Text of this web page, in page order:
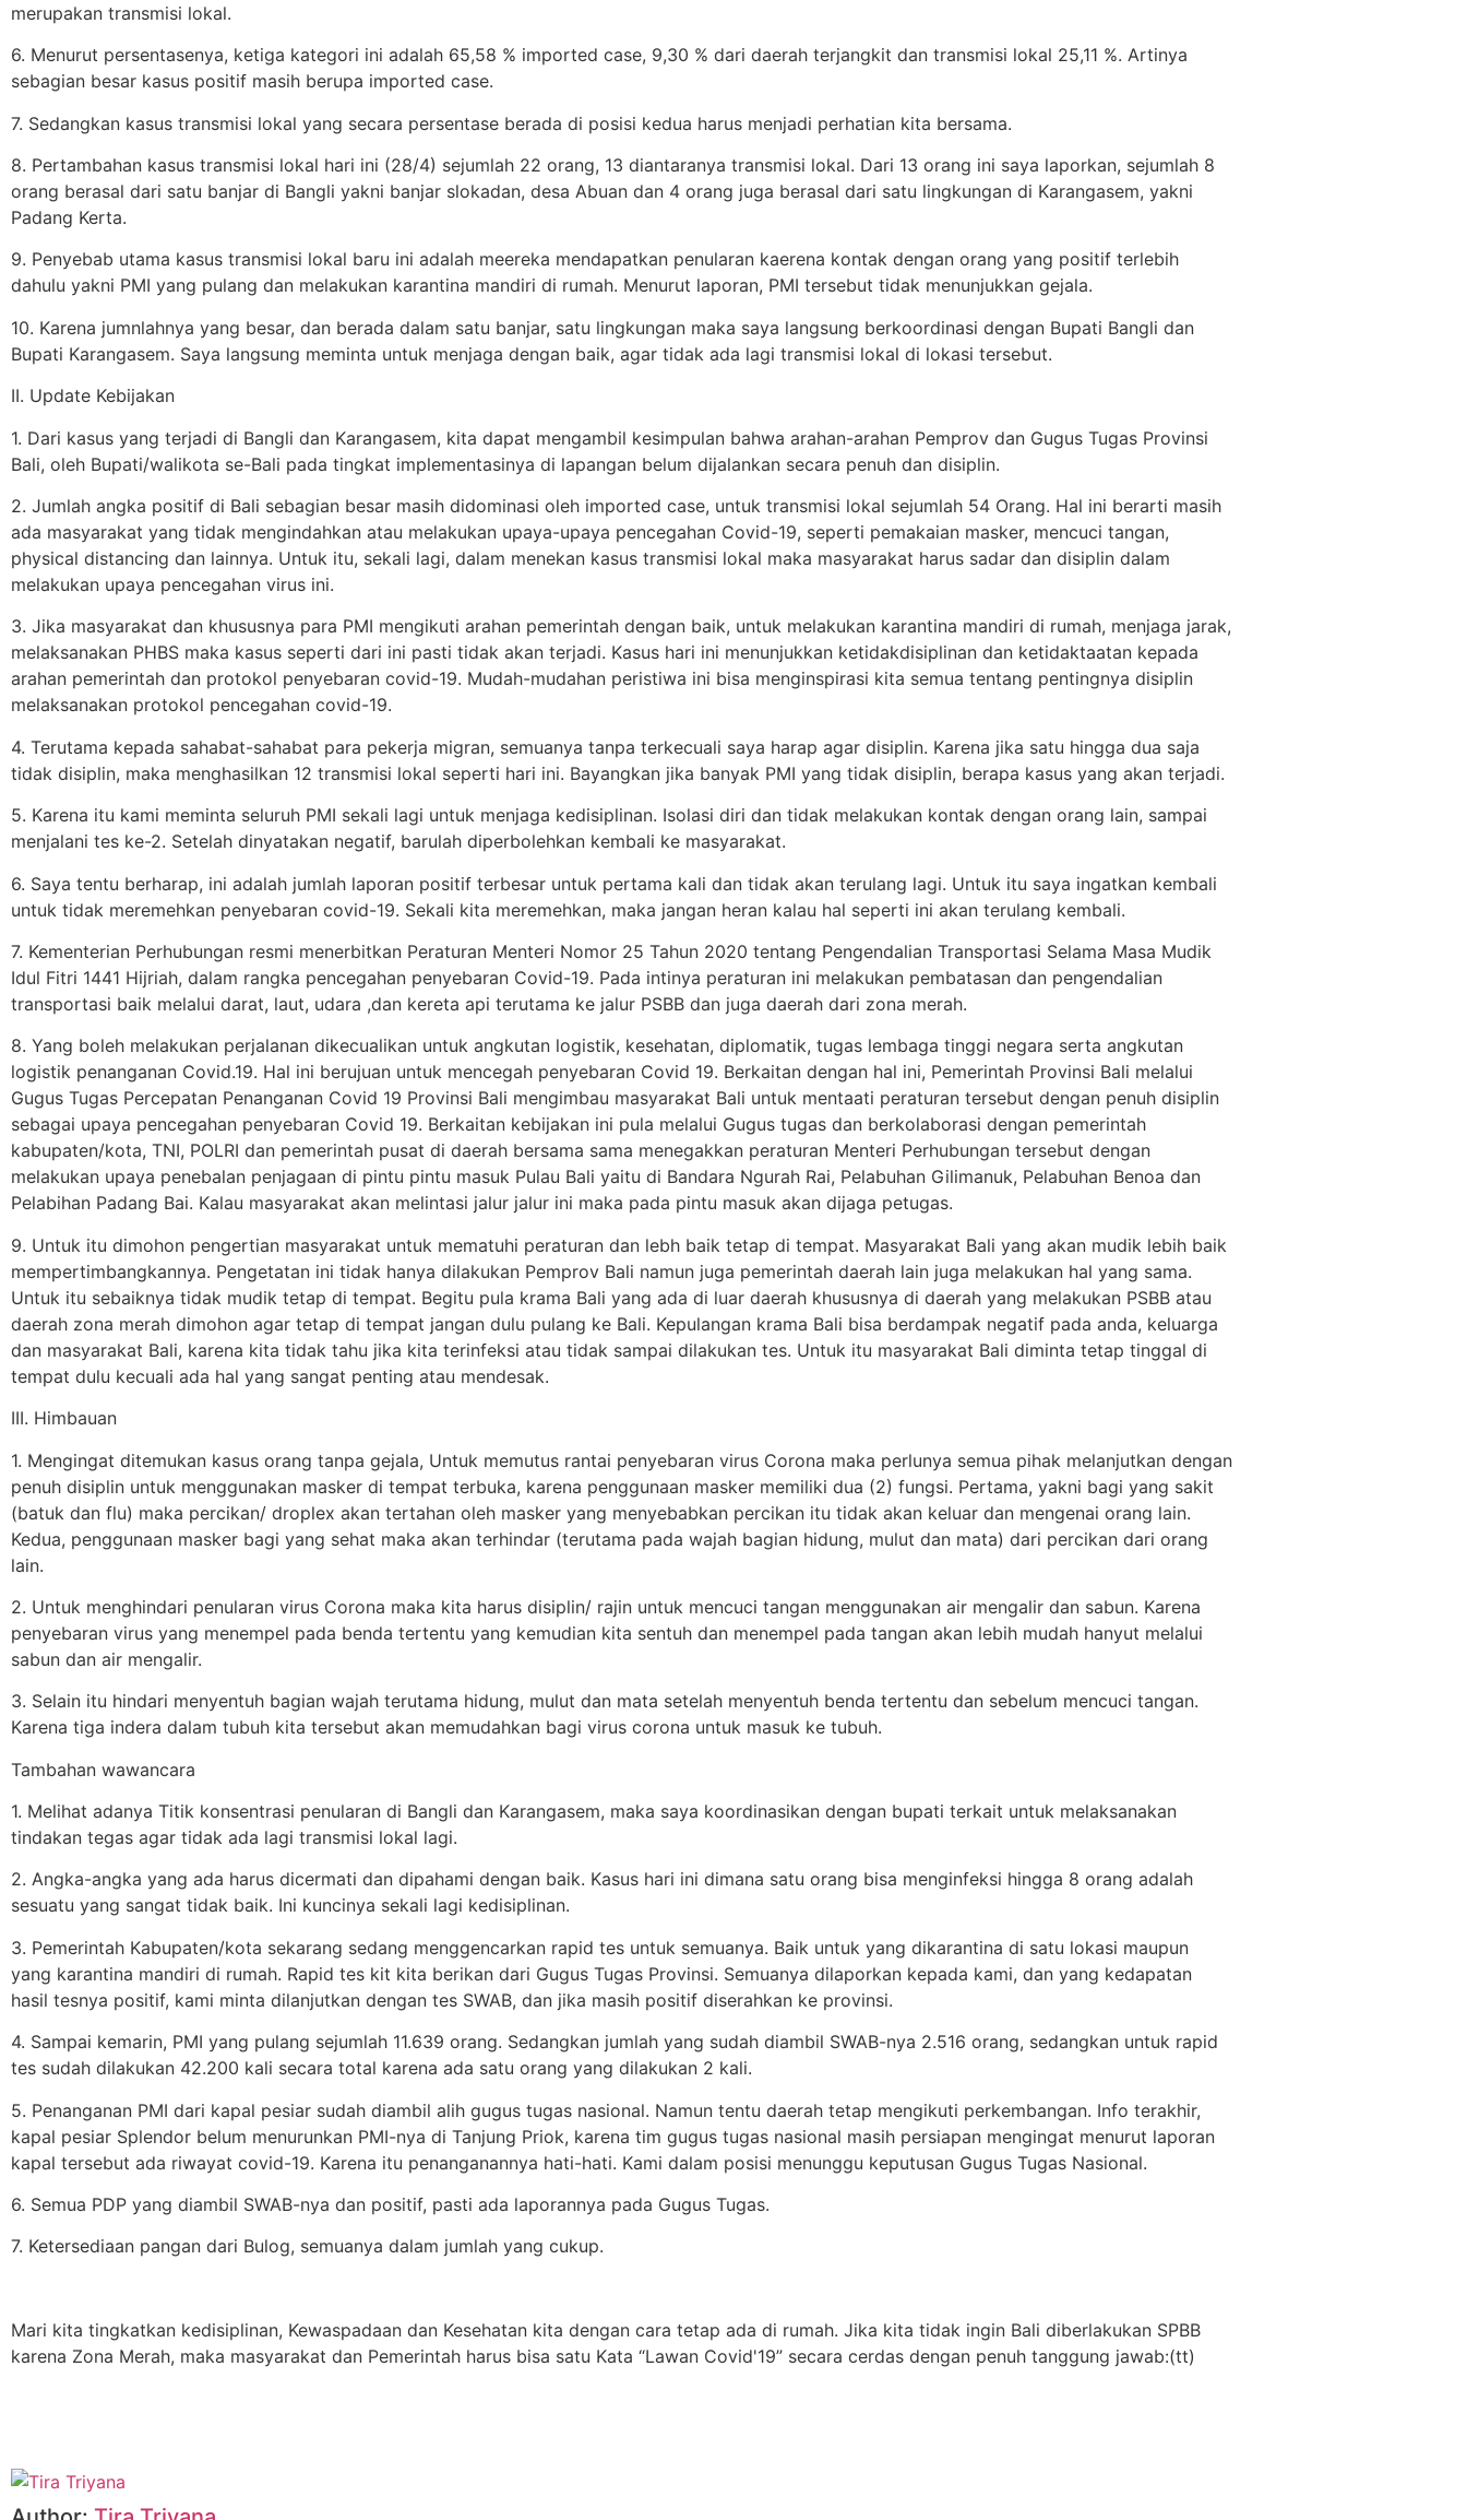
merupakan transmisi lokal.
6. Menurut persentasenya, ketiga kategori ini adalah 65,58 % imported case, 9,30 % dari daerah terjangkit dan transmisi lokal 25,11 %. Artinya
sebagian besar kasus positif masih berupa imported case.
7. Sedangkan kasus transmisi lokal yang secara persentase berada di posisi kedua harus menjadi perhatian kita bersama.
8. Pertambahan kasus transmisi lokal hari ini (28/4) sejumlah 22 orang, 13 diantaranya transmisi lokal. Dari 13 orang ini saya laporkan, sejumlah 8
orang berasal dari satu banjar di Bangli yakni banjar slokadan, desa Abuan dan 4 orang juga berasal dari satu lingkungan di Karangasem, yakni
Padang Kerta.
9. Penyebab utama kasus transmisi lokal baru ini adalah meereka mendapatkan penularan kaerena kontak dengan orang yang positif terlebih
dahulu yakni PMI yang pulang dan melakukan karantina mandiri di rumah. Menurut laporan, PMI tersebut tidak menunjukkan gejala.
10. Karena jumnlahnya yang besar, dan berada dalam satu banjar, satu lingkungan maka saya langsung berkoordinasi dengan Bupati Bangli dan
Bupati Karangasem. Saya langsung meminta untuk menjaga dengan baik, agar tidak ada lagi transmisi lokal di lokasi tersebut.
II. Update Kebijakan
1. Dari kasus yang terjadi di Bangli dan Karangasem, kita dapat mengambil kesimpulan bahwa arahan-arahan Pemprov dan Gugus Tugas Provinsi
Bali, oleh Bupati/walikota se-Bali pada tingkat implementasinya di lapangan belum dijalankan secara penuh dan disiplin.
2. Jumlah angka positif di Bali sebagian besar masih didominasi oleh imported case, untuk transmisi lokal sejumlah 54 Orang. Hal ini berarti masih
ada masyarakat yang tidak mengindahkan atau melakukan upaya-upaya pencegahan Covid-19, seperti pemakaian masker, mencuci tangan,
physical distancing dan lainnya. Untuk itu, sekali lagi, dalam menekan kasus transmisi lokal maka masyarakat harus sadar dan disiplin dalam
melakukan upaya pencegahan virus ini.
3. Jika masyarakat dan khususnya para PMI mengikuti arahan pemerintah dengan baik, untuk melakukan karantina mandiri di rumah, menjaga jarak,
melaksanakan PHBS maka kasus seperti dari ini pasti tidak akan terjadi. Kasus hari ini menunjukkan ketidakdisiplinan dan ketidaktaatan kepada
arahan pemerintah dan protokol penyebaran covid-19. Mudah-mudahan peristiwa ini bisa menginspirasi kita semua tentang pentingnya disiplin
melaksanakan protokol pencegahan covid-19.
4. Terutama kepada sahabat-sahabat para pekerja migran, semuanya tanpa terkecuali saya harap agar disiplin. Karena jika satu hingga dua saja
tidak disiplin, maka menghasilkan 12 transmisi lokal seperti hari ini. Bayangkan jika banyak PMI yang tidak disiplin, berapa kasus yang akan terjadi.
5. Karena itu kami meminta seluruh PMI sekali lagi untuk menjaga kedisiplinan. Isolasi diri dan tidak melakukan kontak dengan orang lain, sampai
menjalani tes ke-2. Setelah dinyatakan negatif, barulah diperbolehkan kembali ke masyarakat.
6. Saya tentu berharap, ini adalah jumlah laporan positif terbesar untuk pertama kali dan tidak akan terulang lagi. Untuk itu saya ingatkan kembali
untuk tidak meremehkan penyebaran covid-19. Sekali kita meremehkan, maka jangan heran kalau hal seperti ini akan terulang kembali.
7. Kementerian Perhubungan resmi menerbitkan Peraturan Menteri Nomor 25 Tahun 2020 tentang Pengendalian Transportasi Selama Masa Mudik
Idul Fitri 1441 Hijriah, dalam rangka pencegahan penyebaran Covid-19. Pada intinya peraturan ini melakukan pembatasan dan pengendalian
transportasi baik melalui darat, laut, udara ,dan kereta api terutama ke jalur PSBB dan juga daerah dari zona merah.
8. Yang boleh melakukan perjalanan dikecualikan untuk angkutan logistik, kesehatan, diplomatik, tugas lembaga tinggi negara serta angkutan
logistik penanganan Covid.19. Hal ini berujuan untuk mencegah penyebaran Covid 19. Berkaitan dengan hal ini, Pemerintah Provinsi Bali melalui
Gugus Tugas Percepatan Penanganan Covid 19 Provinsi Bali mengimbau masyarakat Bali untuk mentaati peraturan tersebut dengan penuh disiplin
sebagai upaya pencegahan penyebaran Covid 19. Berkaitan kebijakan ini pula melalui Gugus tugas dan berkolaborasi dengan pemerintah
kabupaten/kota, TNI, POLRI dan pemerintah pusat di daerah bersama sama menegakkan peraturan Menteri Perhubungan tersebut dengan
melakukan upaya penebalan penjagaan di pintu pintu masuk Pulau Bali yaitu di Bandara Ngurah Rai, Pelabuhan Gilimanuk, Pelabuhan Benoa dan
Pelabihan Padang Bai. Kalau masyarakat akan melintasi jalur jalur ini maka pada pintu masuk akan dijaga petugas.
9. Untuk itu dimohon pengertian masyarakat untuk mematuhi peraturan dan lebh baik tetap di tempat. Masyarakat Bali yang akan mudik lebih baik
mempertimbangkannya. Pengetatan ini tidak hanya dilakukan Pemprov Bali namun juga pemerintah daerah lain juga melakukan hal yang sama.
Untuk itu sebaiknya tidak mudik tetap di tempat. Begitu pula krama Bali yang ada di luar daerah khususnya di daerah yang melakukan PSBB atau
daerah zona merah dimohon agar tetap di tempat jangan dulu pulang ke Bali. Kepulangan krama Bali bisa berdampak negatif pada anda, keluarga
dan masyarakat Bali, karena kita tidak tahu jika kita terinfeksi atau tidak sampai dilakukan tes. Untuk itu masyarakat Bali diminta tetap tinggal di
tempat dulu kecuali ada hal yang sangat penting atau mendesak.
III. Himbauan
1. Mengingat ditemukan kasus orang tanpa gejala, Untuk memutus rantai penyebaran virus Corona maka perlunya semua pihak melanjutkan dengan
penuh disiplin untuk menggunakan masker di tempat terbuka, karena penggunaan masker memiliki dua (2) fungsi. Pertama, yakni bagi yang sakit
(batuk dan flu) maka percikan/ droplex akan tertahan oleh masker yang menyebabkan percikan itu tidak akan keluar dan mengenai orang lain.
Kedua, penggunaan masker bagi yang sehat maka akan terhindar (terutama pada wajah bagian hidung, mulut dan mata) dari percikan dari orang
lain.
2. Untuk menghindari penularan virus Corona maka kita harus disiplin/ rajin untuk mencuci tangan menggunakan air mengalir dan sabun. Karena
penyebaran virus yang menempel pada benda tertentu yang kemudian kita sentuh dan menempel pada tangan akan lebih mudah hanyut melalui
sabun dan air mengalir.
3. Selain itu hindari menyentuh bagian wajah terutama hidung, mulut dan mata setelah menyentuh benda tertentu dan sebelum mencuci tangan.
Karena tiga indera dalam tubuh kita tersebut akan memudahkan bagi virus corona untuk masuk ke tubuh.
Tambahan wawancara
1. Melihat adanya Titik konsentrasi penularan di Bangli dan Karangasem, maka saya koordinasikan dengan bupati terkait untuk melaksanakan
tindakan tegas agar tidak ada lagi transmisi lokal lagi.
2. Angka-angka yang ada harus dicermati dan dipahami dengan baik. Kasus hari ini dimana satu orang bisa menginfeksi hingga 8 orang adalah
sesuatu yang sangat tidak baik. Ini kuncinya sekali lagi kedisiplinan.
3. Pemerintah Kabupaten/kota sekarang sedang menggencarkan rapid tes untuk semuanya. Baik untuk yang dikarantina di satu lokasi maupun
yang karantina mandiri di rumah. Rapid tes kit kita berikan dari Gugus Tugas Provinsi. Semuanya dilaporkan kepada kami, dan yang kedapatan
hasil tesnya positif, kami minta dilanjutkan dengan tes SWAB, dan jika masih positif diserahkan ke provinsi.
4. Sampai kemarin, PMI yang pulang sejumlah 11.639 orang. Sedangkan jumlah yang sudah diambil SWAB-nya 2.516 orang, sedangkan untuk rapid
tes sudah dilakukan 42.200 kali secara total karena ada satu orang yang dilakukan 2 kali.
5. Penanganan PMI dari kapal pesiar sudah diambil alih gugus tugas nasional. Namun tentu daerah tetap mengikuti perkembangan. Info terakhir,
kapal pesiar Splendor belum menurunkan PMI-nya di Tanjung Priok, karena tim gugus tugas nasional masih persiapan mengingat menurut laporan
kapal tersebut ada riwayat covid-19. Karena itu penanganannya hati-hati. Kami dalam posisi menunggu keputusan Gugus Tugas Nasional.
6. Semua PDP yang diambil SWAB-nya dan positif, pasti ada laporannya pada Gugus Tugas.
7. Ketersediaan pangan dari Bulog, semuanya dalam jumlah yang cukup.
Mari kita tingkatkan kedisiplinan, Kewaspadaan dan Kesehatan kita dengan cara tetap ada di rumah. Jika kita tidak ingin Bali diberlakukan SPBB
karena Zona Merah, maka masyarakat dan Pemerintah harus bisa satu Kata “Lawan Covid'19” secara cerdas dengan penuh tanggung jawab:(tt)